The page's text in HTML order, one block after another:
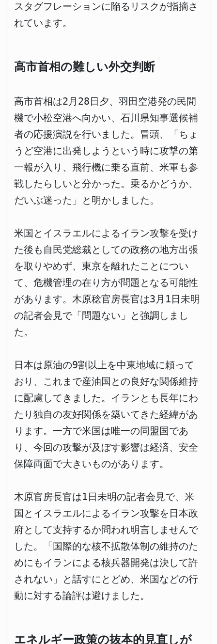
スタグフレーションに陥るリスクが指摘さ
れています。
高市首相の難しい外交判断
高市首相は2月28日夕、羽田空港発の民間
機で小松空港へ向かい、石川県知事選候補
者の応援演説を行いました。冒頭、「ちょ
うど空港に出発しようという時に攻撃の第
一報が入り、飛行機に乗る直前、米軍も参
戦したらしいと分かった。乗るかどうか、
だいぶ迷った」と明かしました。
米国とイスラエルによるイラン攻撃を受け
た後も自民党総裁としての政務の地方出張
を取りやめず、東京を離れたことについ
て、危機管理の在り方が問題となる可能性
があります。木原稔官房長官は3月1日未明
の記者会見で「問題ない」と強調しまし
た。
日本は原油の9割以上を中東地域に頼って
おり、これまで産油国との良好な関係維持
に配慮してきました。イランとも長年にわ
たり独自の友好関係を築いてきた経緯があ
ります。一方で米国は唯一の同盟国であ
り、今回の攻撃が及ぼす影響は経済、安全
保障両面で大きいものがあります。
木原官房長官は1日未明の記者会見で、米
国とイスラエルによるイラン攻撃を日本政
府として支持するか問われ明言しませんで
した。「国際的な核不拡散体制の維持のた
めにもイランによる核兵器開発は決して許
されない」と話すにとどめ、米国などの行
動に対する論評は避けました。
エネルギー政策の抜本的見直しが